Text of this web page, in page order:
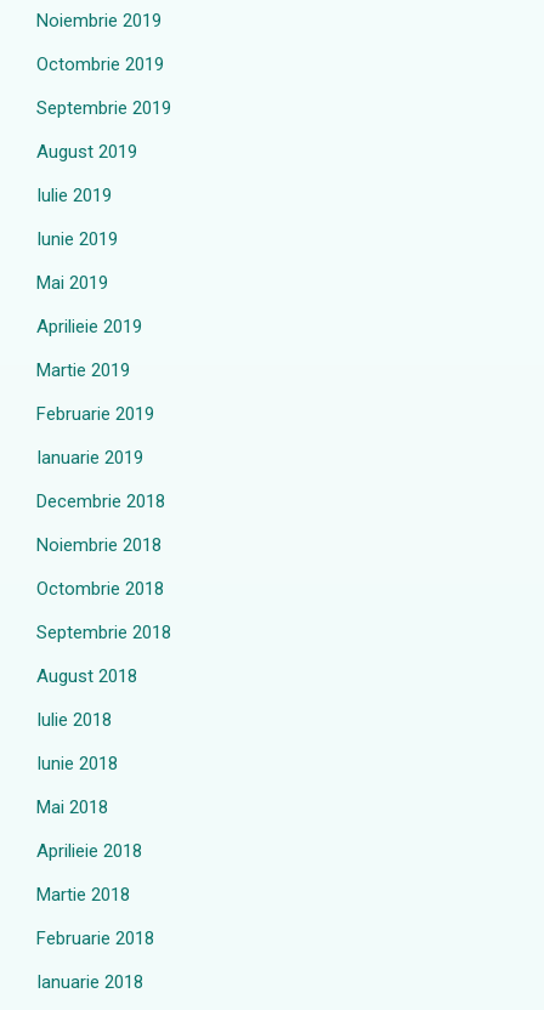
Noiembrie 2019
Octombrie 2019
Septembrie 2019
August 2019
Iulie 2019
Iunie 2019
Mai 2019
Aprilieie 2019
Martie 2019
Februarie 2019
Ianuarie 2019
Decembrie 2018
Noiembrie 2018
Octombrie 2018
Septembrie 2018
August 2018
Iulie 2018
Iunie 2018
Mai 2018
Aprilieie 2018
Martie 2018
Februarie 2018
Ianuarie 2018